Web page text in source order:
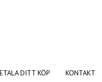
DITT KÖP KONTAKT